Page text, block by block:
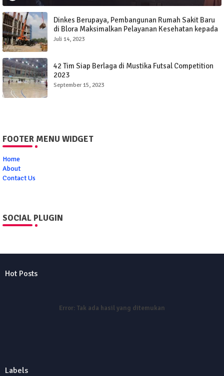
Dinkes Berupaya, Pembangunan Rumah Sakit Baru
di Blora Maksimalkan Pelayanan Kesehatan kepada
Masyarakat
Juli 14, 2023
42 Tim Siap Berlaga di Mustika Futsal Competition
2023
September 15, 2023
FOOTER MENU WIDGET
Home
About
Contact Us
SOCIAL PLUGIN
Hot Posts
Error: Tak ada hasil yang ditemukan
Labels